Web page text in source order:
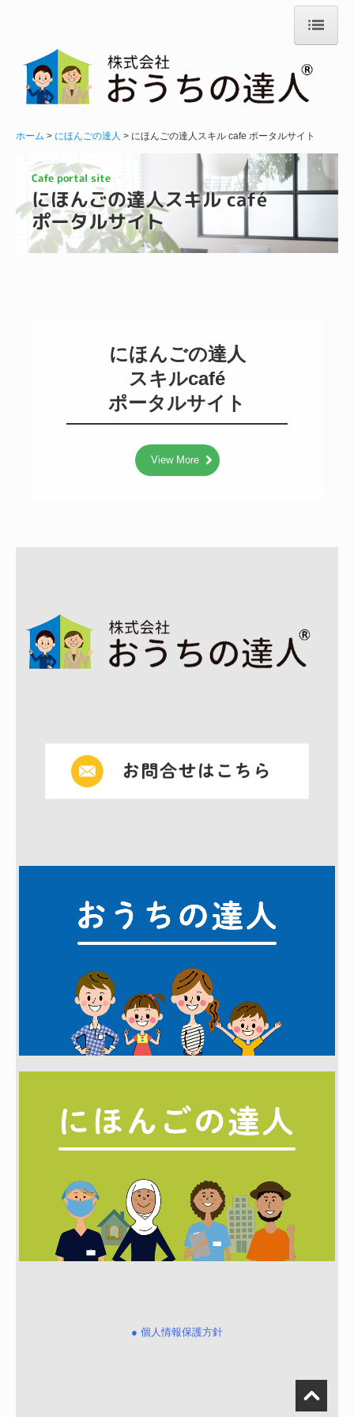
ホーム
法人案内
施工事例
にほんごの達人
支援業務
おうちの達人 募集要項
ホーム にほんごの達人 にほんごの達人スキル cafe ポータルサイト
Cafe portal site
にほんごの達人スキル café
ポータルサイト
にほんごの達人
スキルcafé
ポータルサイト
View More
● 個人情報保護方針